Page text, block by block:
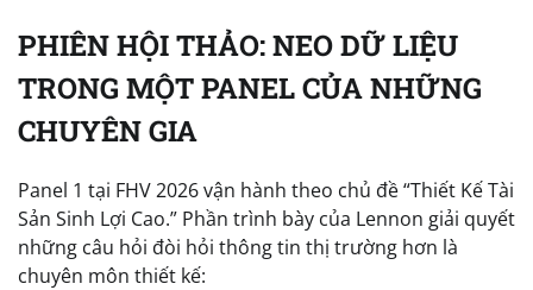
PHIÊN HỘI THẢO: NEO DỮ LIỆU
TRONG MỘT PANEL CỦA NHỮNG
CHUYÊN GIA
Panel 1 tại FHV 2026 vận hành theo chủ đề “Thiết Kế Tài
Sản Sinh Lợi Cao.” Phần trình bày của Lennon giải quyết
những câu hỏi đòi hỏi thông tin thị trường hơn là
chuyên môn thiết kế: